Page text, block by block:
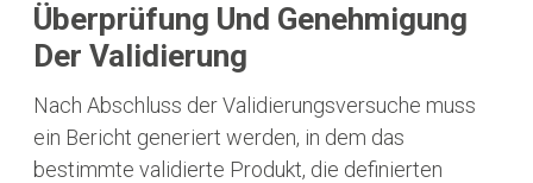
Überprüfung Und Genehmigung
Der Validierung
Nach Abschluss der Validierungsversuche muss
ein Bericht generiert werden, in dem das
bestimmte validierte Produkt, die definierten